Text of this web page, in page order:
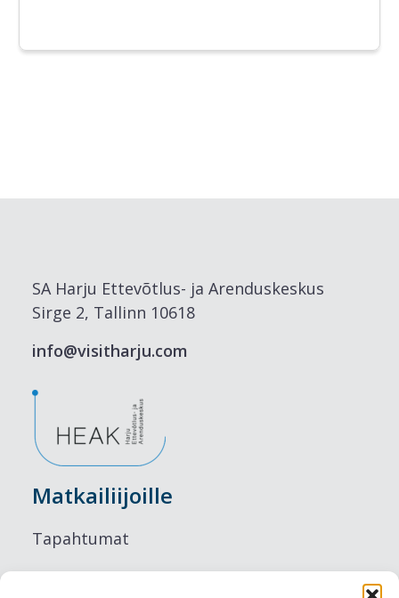
SA Harju Ettevõtlus- ja Arenduskeskus
Sirge 2, Tallinn 10618
info@visitharju.com
Matkailiijoille
Tapahtumat